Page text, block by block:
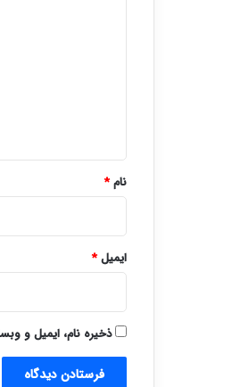
نام*
ایمیل*
ذخیره نام، ایمیل و